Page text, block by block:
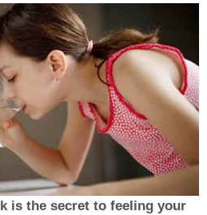
is the secret to feeling your